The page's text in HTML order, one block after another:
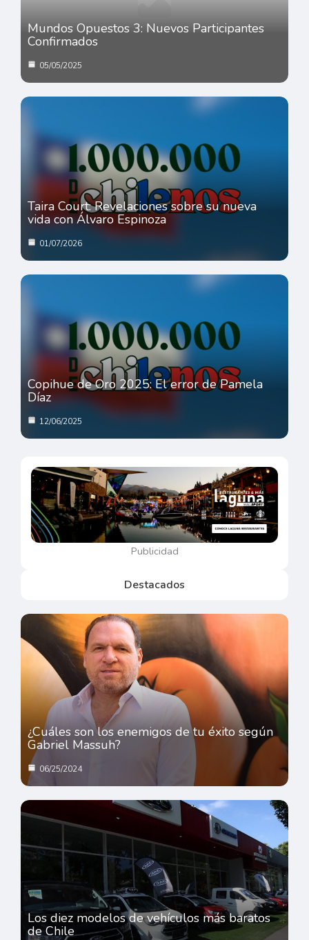
Mundos Opuestos 3: Nuevos Participantes
Confirmados
05/05/2025
Taira Court: Revelaciones sobre su nueva
vida con Álvaro Espinoza
01/07/2026
Copihue de Oro 2025: El error de Pamela
Díaz
12/06/2025
Publicidad
Destacados
¿Cuáles son los enemigos de tu éxito según
Gabriel Massuh?
06/25/2024
Los diez modelos de vehículos más baratos
de Chile